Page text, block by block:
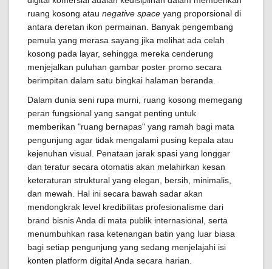
ruang kosong atau negative space yang proporsional di
antara deretan ikon permainan. Banyak pengembang
pemula yang merasa sayang jika melihat ada celah
kosong pada layar, sehingga mereka cenderung
menjejalkan puluhan gambar poster promo secara
berimpitan dalam satu bingkai halaman beranda.
Dalam dunia seni rupa murni, ruang kosong memegang
peran fungsional yang sangat penting untuk
memberikan "ruang bernapas" yang ramah bagi mata
pengunjung agar tidak mengalami pusing kepala atau
kejenuhan visual. Penataan jarak spasi yang longgar
dan teratur secara otomatis akan melahirkan kesan
keteraturan struktural yang elegan, bersih, minimalis,
dan mewah. Hal ini secara bawah sadar akan
mendongkrak level kredibilitas profesionalisme dari
brand bisnis Anda di mata publik internasional, serta
menumbuhkan rasa ketenangan batin yang luar biasa
bagi setiap pengunjung yang sedang menjelajahi isi
konten platform digital Anda secara harian.